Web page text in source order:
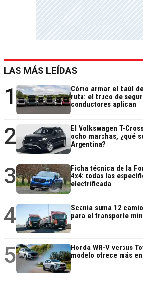
LAS MÁS LEÍDAS
1
Cómo armar el baúl
ruta: el truco de
conductores aplican
2
El Volkswagen T-
ocho marchas, ¿qué
Argentina?
3
Ficha técnica de la
4x4: todas las
electrificada
4
Scania suma 12
para el transporte
5
Honda WR-V versus
modelo ofrece más